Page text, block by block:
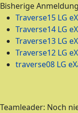
Bisherige
Traverse15 LG
Traverse14 LG
Traverse13 LG
Traverse12 LG
traverse08 LG
Teamleader: Noch